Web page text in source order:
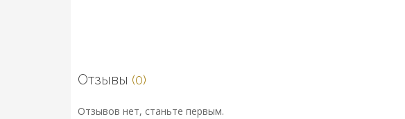
Отзывы (0)
Отзывов нет, станьте первым.